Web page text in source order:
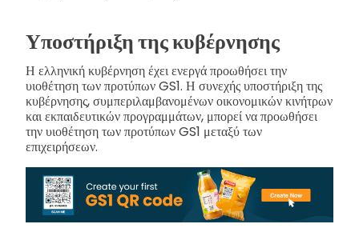
Υποστήριξη της κυβέρνησης
Η ελληνική κυβέρνηση έχει ενεργά προωθήσει την
υιοθέτηση των προτύπων GS1. Η συνεχής υποστήριξη της
κυβέρνησης, συμπεριλαμβανομένων οικονομικών κινήτρων
και εκπαιδευτικών προγραμμάτων, μπορεί να προωθήσει
την υιοθέτηση των προτύπων GS1 μεταξύ των
επιχειρήσεων.